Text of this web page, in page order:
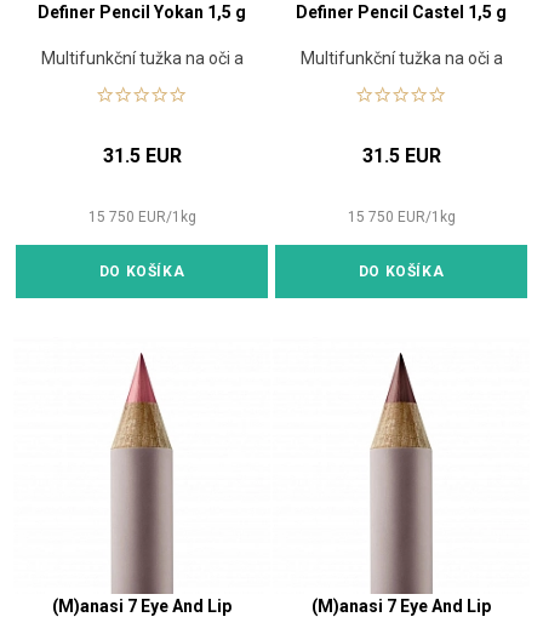
Definer Pencil Yokan 1,5 g
Multifunkční tužka na oči a
31.5 EUR
15 750 EUR/1 kg
DO KOŠÍKA
Definer Pencil Castel 1,5 g
Multifunkční tužka na oči a
31.5 EUR
15 750 EUR/1 kg
DO KOŠÍKA
(M)anasi 7 Eye And Lip
(M)anasi 7 Eye And Lip